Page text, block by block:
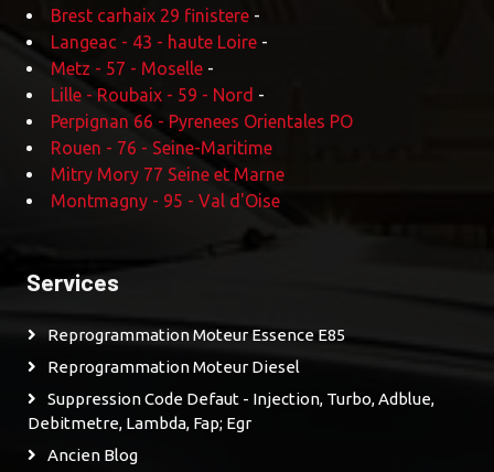
Brest carhaix 29 finistere -
Langeac - 43 - haute Loire -
Metz - 57 - Moselle -
Lille - Roubaix - 59 - Nord -
Perpignan 66 - Pyrenees Orientales PO
Rouen - 76 - Seine-Maritime
Mitry Mory 77 Seine et Marne
Montmagny - 95 - Val d'Oise
Services
Reprogrammation Moteur Essence E85
Reprogrammation Moteur Diesel
Suppression Code Defaut - Injection, Turbo, Adblue,
Debitmetre, Lambda, Fap; Egr
Ancien Blog